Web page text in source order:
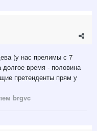
(у нас прелимы с 7
время - половина
претенденты прям у
brgvc